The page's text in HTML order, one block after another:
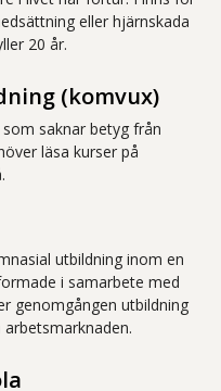
eller hjärnskada
20 år.
(komvux)
saknar betyg från
läsa kurser på
utbildning inom en
i samarbete med
genomgången utbildning